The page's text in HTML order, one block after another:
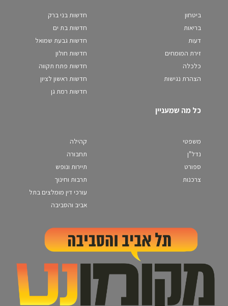
ביטחון
בריאות
דעות
זירת המומחים
כלכלה
הצהרת נגישות
חדשות בני ברק
חדשות בת ים
חדשות גבעת שמואל
חדשות חולון
חדשות פתח תקווה
חדשות ראשון לציון
חדשות רמת גן
כל מה שמעניין
משפטי
נדל"ן
ספורט
צרכנות
קהילה
תחבורה
תיירות ונופש
תרבות וחינוך
עורכי דין מומלצים בתל
אביב והסביבה